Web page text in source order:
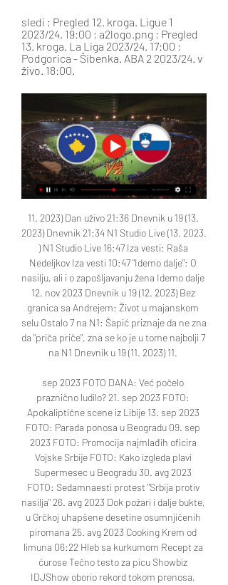
sledi ; Pregled 12. kroga. Ligue 1
2023/24. 19:00 ; a2logo.png ; Pregled
13. kroga. La Liga 2023/24. 17:00 ;
Podgorica - Šibenka. ABA 2 2023/24. v
živo. 18:00.
11. 2023) Dan uživo 21:36 Dnevnik u 19 (13.
2023) Dnevnik 21:34 N1 Studio Live (13. 2023.
) N1 Studio Live 16:47 Iza vesti: Raša
Nedeljkov Iza vesti 10:47 "Idemo dalje": O
nasilju, ali i o zapošljavanju žena Idemo dalje
12. nov 2023 Dnevnik u 19 (12. 2023) Bez
granica sa Andrejem: Život u majanskom
selu Ostalo 7 na N1: Šapić priznaje da ne zna
da "priča priče", zna se ko je u tome najbolji 7
na N1 Dnevnik u 19 (11. 2023) 11.
sep 2023 FOTO DANA: Već počelo
praznično ludilo? 21. sep 2023 FOTO:
Apokaliptične scene iz Libije 13. sep 2023
FOTO: Parada ponosa u Beogradu 09. sep
2023 FOTO: Promocija najmlađih oficira
Vojske Srbije FOTO: Kako izgleda plavi
Supermesec u Beogradu 30. avg 2023
FOTO: Sedamnaesti protest "Srbija protiv
nasilja" 26. avg 2023 Dok požari i dalje bukte,
u Grčkoj uhapšene desetine osumnjičenih
piromana 25. avg 2023 Cooking Krem od
limuna 06:22 Hleb sa kurkumom Recept za
ćurose Tečno testo za picu Showbiz
IDJShow oborio rekord tokom prenosa,